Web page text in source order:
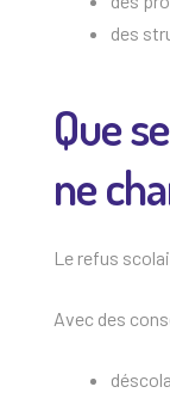
des
Que
ne
Le refus
Avec des